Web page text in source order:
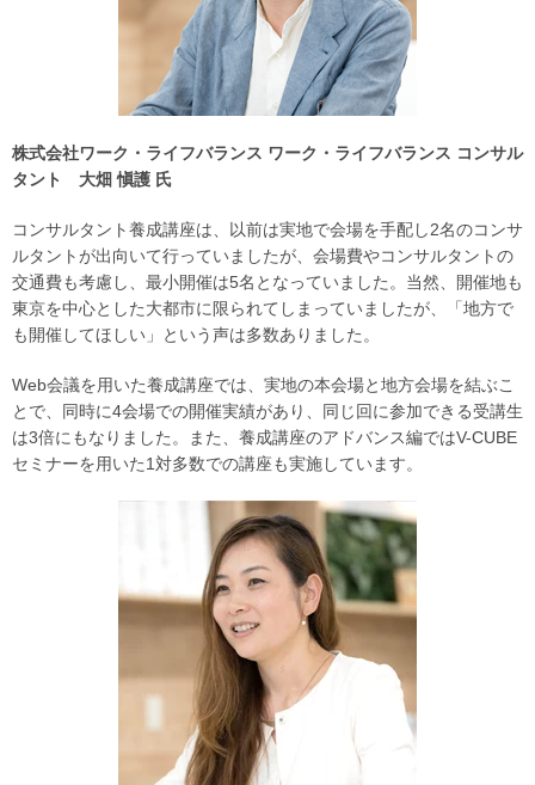
株式会社ワーク・ライフバランス ワーク・ライフバランス コンサル
タント 大畑 愼護 氏
コンサルタント養成講座は、以前は実地で会場を手配し2名のコンサ
ルタントが出向いて行っていましたが、会場費やコンサルタントの
交通費も考慮し、最小開催は5名となっていました。当然、開催地も
東京を中心とした大都市に限られてしまっていましたが、「地方で
も開催してほしい」という声は多数ありました。
Web会議を用いた養成講座では、実地の本会場と地方会場を結ぶこ
とで、同時に4会場での開催実績があり、同じ回に参加できる受講生
は3倍にもなりました。また、養成講座のアドバンス編ではV-CUBE
セミナーを用いた1対多数での講座も実施しています。